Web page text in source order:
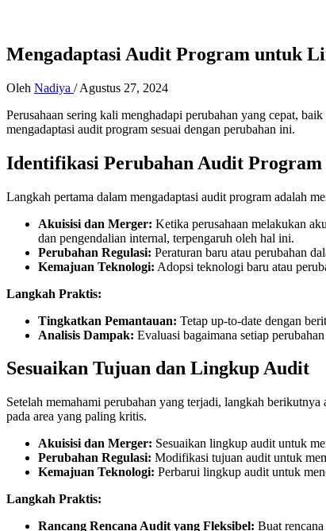
Mengadaptasi Audit Program untuk
Oleh Nadiya /Agustus 27, 2024
Perusahaan sering kali menghadapi perubahan yang cepat,
mengadaptasi audit program sesuai dengan perubahan ini.
Identifikasi Perubahan Audit
Langkah pertama dalam mengadaptasi audit program adalah
Akuisisi dan Merger: Ketika perusahaan melakukan
dan pengendalian internal, terpengaruh oleh hal ini.
Perubahan Regulasi: Peraturan baru atau perubahan
Kemajuan Teknologi: Adopsi teknologi baru atau
Langkah Praktis:
Tingkatkan Pemantauan: Tetap up-to-date dengan
Analisis Dampak: Evaluasi bagaimana setiap
Sesuaikan Tujuan dan Lingkup Audit
Setelah memahami perubahan yang terjadi, langkah
pada area yang paling kritis.
Akuisisi dan Merger: Sesuaikan lingkup audit untuk
Perubahan Regulasi: Modifikasi tujuan audit untuk
Kemajuan Teknologi: Perbarui lingkup audit untuk
Langkah Praktis:
Rancang Rencana Audit yang Fleksibel: Buat